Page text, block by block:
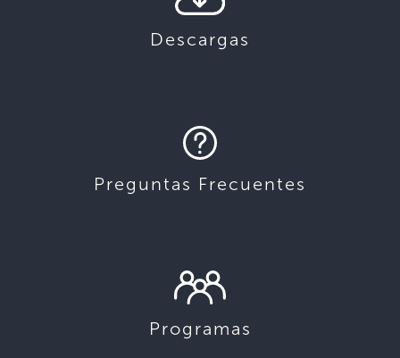
Descargas
Preguntas Frecuentes
Programas